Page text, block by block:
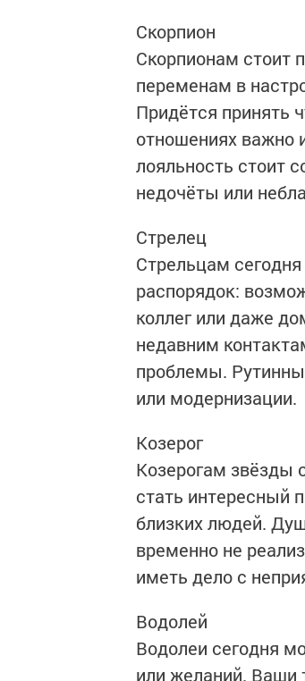
Скорпион
Скорпионам стоит
переменам в
Придётся принять
отношениях важно
лояльность стоит
недочёты или
Стрелец
Стрельцам
распорядок:
коллег или даже
недавним
проблемы.
или модернизации.
Козерог
Козерогам звёзды
стать интересный
близких людей.
временно не
иметь дело с
Водолей
Водолеи сегодня
или желаний. Ваши